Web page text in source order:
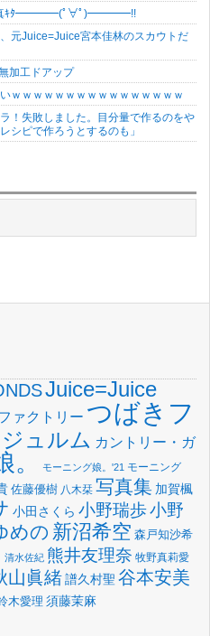
写真ｷﾀ━━━━(ﾟ∀ﾟ)━━━━!!
元Juice=Juice宮本佳林のスカウトだ
加工ドアップ
ｗｗｗｗｗｗｗｗｗｗｗｗｗｗｗｗ
！失敗しました。目分量で作るのをや
シピで作ろうとするのも」
Juice=Juice
ァクトリー つばきフ
ュルム カントリー・ガ
モーニング娘。'21 モーニング
佐藤優樹 八木栞 写真集 加賀楓
小田さくら 小野瑞歩小野
めの 新沼希空 森戸知沙希
清水佐紀 熊井友理奈 牧野真莉愛
山眞緒譜久村聖 谷本安美
木愛理 須藤茉麻